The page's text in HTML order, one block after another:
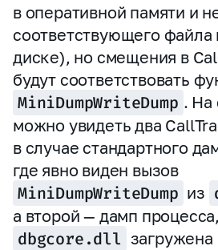
в оперативной памяти и
соответствующего
диске), но смещения в
будут соответствовать
MiniDumpWriteDump . На
можно увидеть два
в случае стандартного
где явно виден вызов
MiniDumpWriteDump из
а второй — дамп
dbgcore.dll загружена